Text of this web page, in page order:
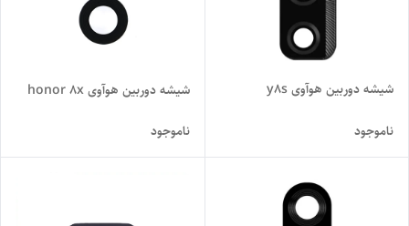
شیشه دوربین هوآوی y8s
ناموجود
شیشه دوربین هوآوی honor 8x
ناموجود